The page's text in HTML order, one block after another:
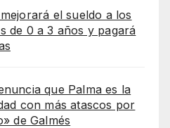
el sueldo a los
de 0 a 3 años y pagará
que Palma es la
con más atascos por
de Galmés